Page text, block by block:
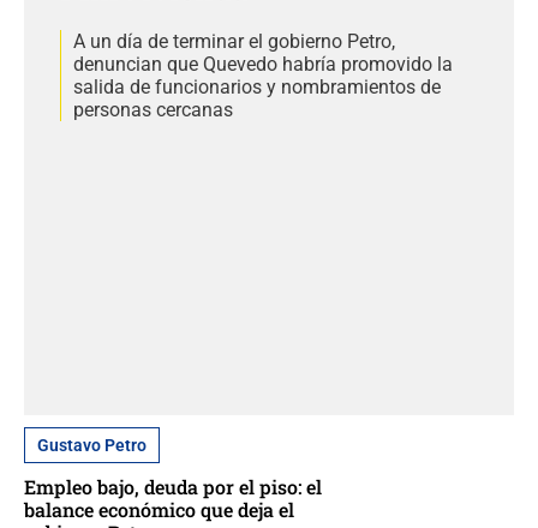
A un día de terminar el gobierno Petro,
denuncian que Quevedo habría promovido la
salida de funcionarios y nombramientos de
personas cercanas
Gustavo Petro
Empleo bajo, deuda por el piso: el
balance económico que deja el